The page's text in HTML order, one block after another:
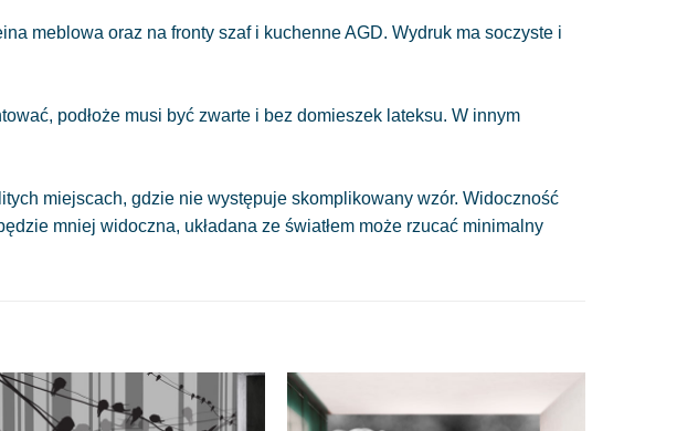
meblowa oraz na fronty szaf i kuchenne AGD. Wydruk ma soczyste i
podłoże musi być zwarte i bez domieszek lateksu. W innym
miejscach, gdzie nie występuje skomplikowany wzór. Widoczność
mniej widoczna, układana ze światłem może rzucać minimalny